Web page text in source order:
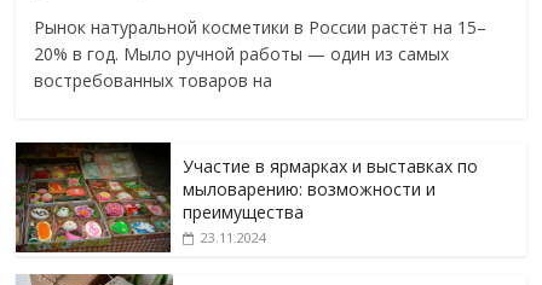
Рынок натуральной косметики в России растёт на 15–
20% в год. Мыло ручной работы — один из самых
востребованных товаров на
Участие в ярмарках и выставках по
мыловарению: возможности и
преимущества
23.11.2024